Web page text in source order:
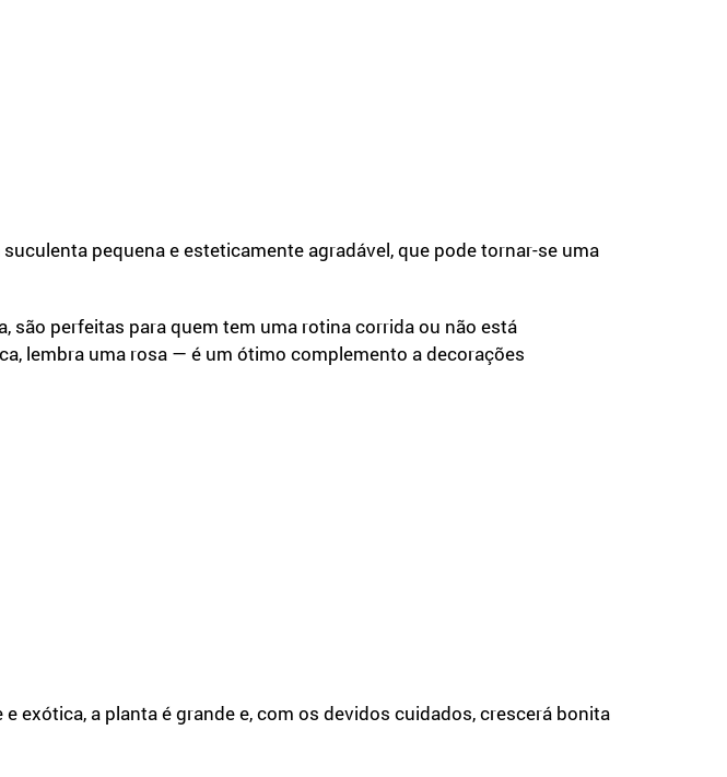
pequena e esteticamente agradável, que pode tornar-se uma
são perfeitas para quem tem uma rotina corrida ou não está
lembra uma rosa — é um ótimo complemento a decorações
exótica, a planta é grande e, com os devidos cuidados, crescerá bonita